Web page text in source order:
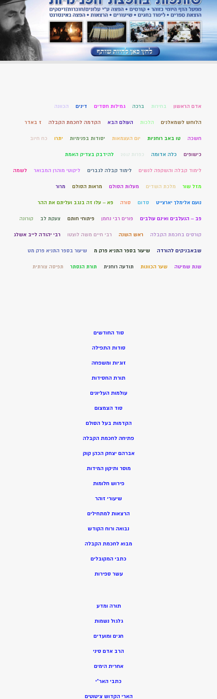
אדם הראשון בחירות ברכה גמילות חסדים דינים הכוונה
הלוחש לשמאלנים הלכות העולם הבא הקדמה לחכמת הקבלה ז באדר
חשכה טו באב רוחניות יום העצמאות יסודות בפנימיות יתרו כח חיוב
כישופים כלה אדומה כפרות 2017 להידבק בצדיק האמת
לימוד קבלה והשקפה לנשים לימוד קבלה לגברים ליקוטי מוהרן המבואר לשמה
מזל שור מלכת השדים מעלות הסולם מראות הסולם מרור
נועם אלימלך יארצייט סדום סורה פא – עלו זה בנגב ועליתם את ההר
פב – הנעלבים ואינם עולבים פורים רבי נחמן פיתוחי חותם צעקת לב קורונה
קורסים בחכמת הקבלה ראש השנה רבי חיים משה לוצטו רבי יהודה לייב אשלג
שבאבניקים להורדה שיעור בספר התניא פרק מ שיעור בספר התניא פרק מט
שנת שמיטה שער הכוונות תודעה רוחנית תורת הנסתר תפיסה צורתית
סוד החודשים
סודות התפילה
זוגיות ומשפחה
תורת החסידות
עולמות העליונים
סוד הצמצום
הקדמות בעל הסולם
פתיחה לחכמת הקבלה
אברהם יצחק הכהן קוק
מוסר ותיקון המידות
פירוש חלומות
שיעורי זוהר
הרצאות למתחילים
נבואה ורוח הקודש
מבוא לחכמת הקבלה
כתבי המקובלים
עשר ספירות
תורה ומדע
גלגול נשמות
חגים ומועדים
הרב אדם סיני
אחרית הימים
כתבי האר”י
הארי הקדוש ציטוטים